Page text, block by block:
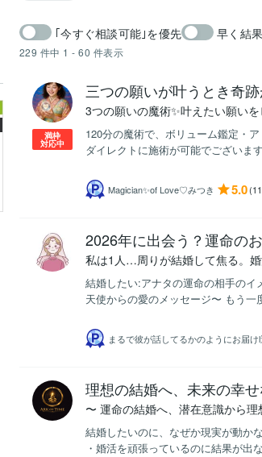
229 件中 1 - 60 件表示
｢今すぐ相談可能｣を優先 早く結
満枠
対応中
三つの願いが叶うとき奇
3つの願いの魔術✨叶えたい願い
120分の魔術で、ボリューム鑑定・
ダイレクトに施術が可能でございま
Magician✨of Love♡みつき 5.0
2026年に出会う？運命の
私は1人…周りが結婚して焦る。
結婚したい:アナタの運命の相手の
天使からの愛のメッセージ〜 もう
まるで彼が話してるかのようにお届け
理想の結婚へ、未来の幸
〜 運命の結婚へ、潜在意識から
結婚したいのに、なぜか現実が動か
・婚活を頑張っているのに結果が出